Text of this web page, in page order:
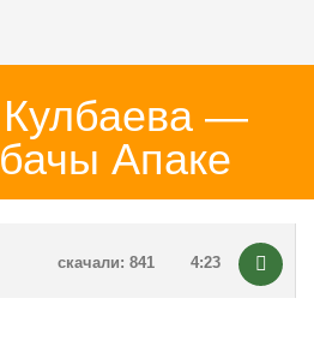
—
Апаке
4:23
скачали: 841